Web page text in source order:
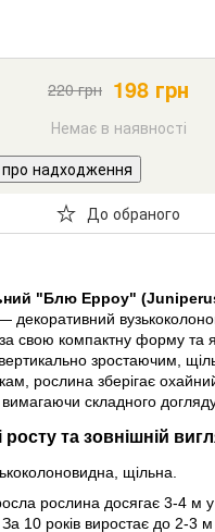
220грн 198 грн
Немає в наявності
надходження
До обраного
"Блю Ерроу"
декоративний
за свою компактну форму та
зростаючим,
рослина зберігає
складного
та зовнішній
щільна.
рослина досягає 3-4 м
10 років виростає до 2-3